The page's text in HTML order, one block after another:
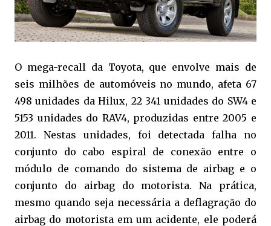
O mega-recall da Toyota, que envolve mais de
seis milhões de automóveis no mundo, afeta 67
498 unidades da Hilux, 22 341 unidades do SW4 e
5153 unidades do RAV4, produzidas entre 2005 e
2011. Nestas unidades, foi detectada falha no
conjunto do cabo espiral de conexão entre o
módulo de comando do sistema de airbag e o
conjunto do airbag do motorista. Na prática,
mesmo quando seja necessária a deflagração do
airbag do motorista em um acidente, ele poderá